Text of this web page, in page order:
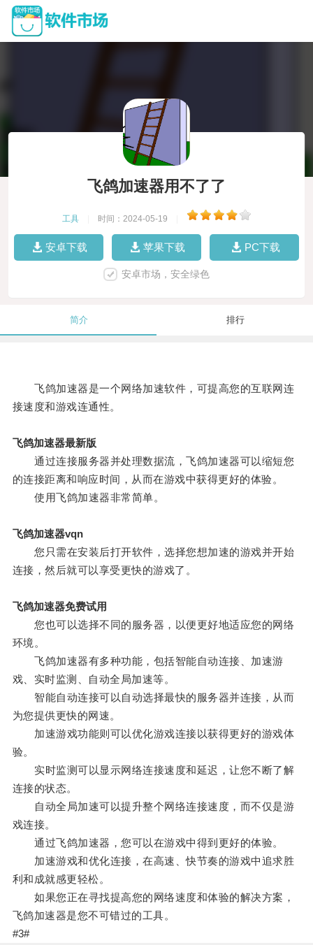
飞鸽加速器用不了了
工具 时间：2024-05-19
安卓下载 苹果下载 PC下载
安卓市场，安全绿色
简介 排行
飞鸽加速器是一个网络加速软件，可提高您的互联网连
接速度和游戏连通性。
飞鸽加速器最新版
通过连接服务器并处理数据流，飞鸽加速器可以缩短您
的连接距离和响应时间，从而在游戏中获得更好的体验。
使用飞鸽加速器非常简单。
飞鸽加速器vqn
您只需在安装后打开软件，选择您想加速的游戏并开始
连接，然后就可以享受更快的游戏了。
飞鸽加速器免费试用
您也可以选择不同的服务器，以便更好地适应您的网络
环境。
飞鸽加速器有多种功能，包括智能自动连接、加速游
戏、实时监测、自动全局加速等。
智能自动连接可以自动选择最快的服务器并连接，从而
为您提供更快的网速。
加速游戏功能则可以优化游戏连接以获得更好的游戏体
验。
实时监测可以显示网络连接速度和延迟，让您不断了解
连接的状态。
自动全局加速可以提升整个网络连接速度，而不仅是游
戏连接。
通过飞鸽加速器，您可以在游戏中得到更好的体验。
加速游戏和优化连接，在高速、快节奏的游戏中追求胜
利和成就感更轻松。
如果您正在寻找提高您的网络速度和体验的解决方案，
飞鸽加速器是您不可错过的工具。
#3#